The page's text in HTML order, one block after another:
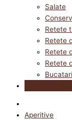
Salate
Retete
Retete
Retete
Retete
Aperitive